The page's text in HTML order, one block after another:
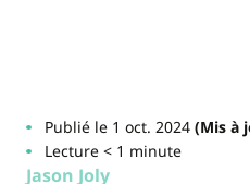
Publié le 1 oct. 2024(Mis à
Lecture < 1 minute
Jason Joly